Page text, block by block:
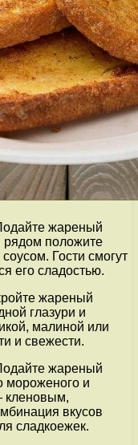
жареный
рядом положите
Гости смогут
его сладостью.
жареный
глазури и
малиной или
и свежести.
жареный
мороженого и
кленовым,
вкусов
сладкоежек.